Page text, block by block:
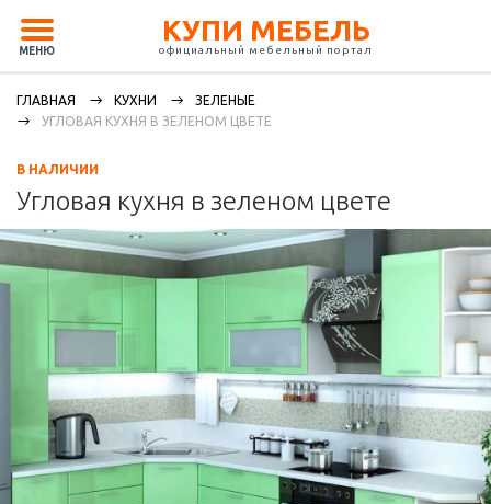
МЕНЮ
КУПИ МЕБЕЛЬ
официальный мебельный портал
ГЛАВНАЯ КУХНИ
ЗЕЛЕНЫЕ
УГЛОВАЯ КУХНЯ В ЗЕЛЕНОМ ЦВЕТЕ
В НАЛИЧИИ
Угловая кухня в зеленом цвете